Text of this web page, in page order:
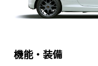
機能・装備